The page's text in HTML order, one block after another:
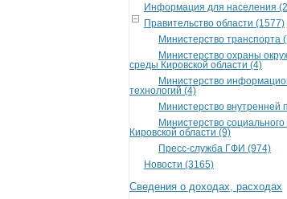
Информация для населения
Правительство области (1577)
Министерство транспорта
Министерство охраны
среды Кировской области (4)
Министерство
технологий (4)
Министерство внутренней
Министерство социального
Кировской области (9)
Пресс-служба ГФИ (974)
Новости (3165)
Сведения о доходах, расходах